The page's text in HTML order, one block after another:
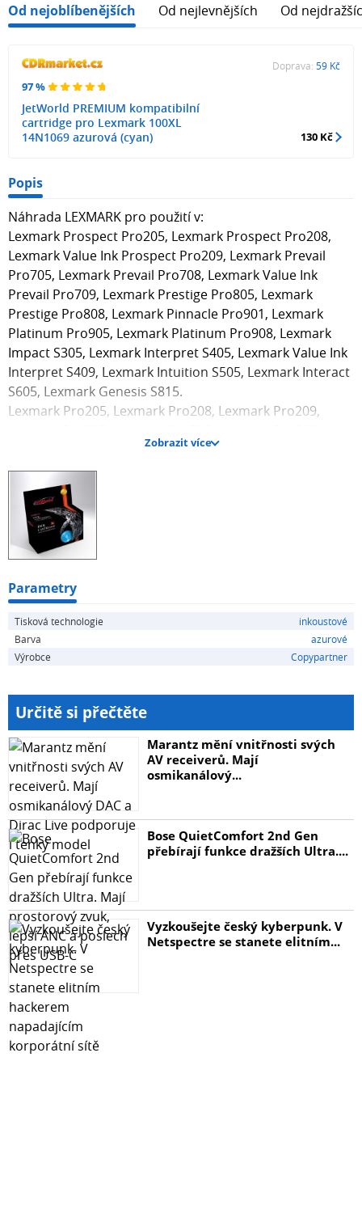
Od nejoblíbenějších Od nejlevnějších Od
97 %
JetWorld PREMIUM kompatibilní
cartridge pro Lexmark 100XL
14N1069 azurová (cyan)
Doprava: 59 Kč
130 Kč
Popis
Náhrada LEXMARK pro použití v:
Lexmark Prospect Pro205, Lexmark Prospect Pro208,
Lexmark Value Ink Prospect Pro209, Lexmark Prevail
Pro705, Lexmark Prevail Pro708, Lexmark Value Ink
Prevail Pro709, Lexmark Prestige Pro805, Lexmark
Prestige Pro808, Lexmark Pinnacle Pro901, Lexmark
Platinum Pro905, Lexmark Platinum Pro908, Lexmark
Impact S305, Lexmark Interpret S405, Lexmark Value Ink
Interpret S409, Lexmark Intuition S505, Lexmark Interact
S605, Lexmark Genesis S815.
Lexmark Pro205, Lexmark Pro208, Lexmark Pro209,
Lexmark Pro808, Lexmark Pro901, Lexmark Pro905,
Lexmark Pro908, Lexmark S305, Lexmark S308, Lexmark
S405, Lexmark S408, Lexmark S409, Lexmark S505,
Lexmark S508, Lexmark S605, Lexmark S606, Lexmark
S608, Lexmark S815.
Zobrazit více
Parametry
Tisková technologie
inkoustové
Barva
azurové
Výrobce
Copypartner
Určitě si přečtěte
Marantz mění vnitřnosti svých
AV receiverů. Mají
osmikanálový...
Bose QuietComfort 2nd Gen
přebírají funkce dražších Ultra....
Vyzkoušejte český kyberpunk. V
Netspectre se stanete elitním...